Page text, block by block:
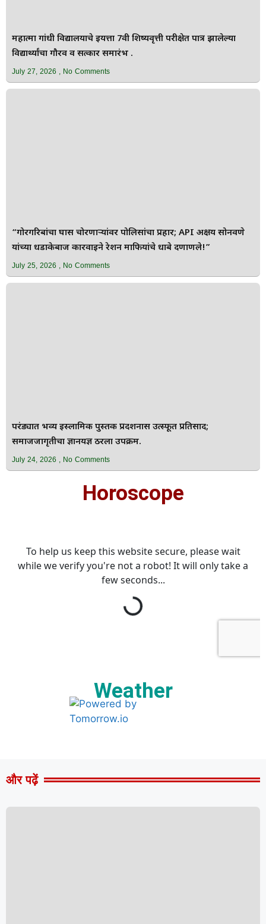
महात्मा गांधी विद्यालयाचे इयत्ता 7वी शिष्यवृत्ती परीक्षेत पात्र झालेल्या
विद्यार्थ्यांचा गौरव व सत्कार समारंभ .
July 27, 2026 No Comments
“गोरगरिबांचा घास चोरणाऱ्यांवर पोलिसांचा प्रहार; API अक्षय सोनवणे
यांच्या धडाकेबाज कारवाईने रेशन माफियांचे धाबे दणाणले!”
July 25, 2026 No Comments
परंड्यात भव्य इस्लामिक पुस्तक प्रदर्शनास उत्स्फूर्त प्रतिसाद;
समाजजागृतीचा ज्ञानयज्ञ ठरला उपक्रम.
July 24, 2026 No Comments
Horoscope
Weather
और पढ़ें